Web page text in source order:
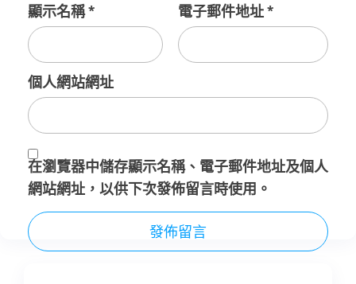
顯示名稱* 電子郵件地址*
個人網站網址
在瀏覽器中儲存顯示名稱、電子郵件地址及個人
網站網址，以供下次發佈留言時使用。